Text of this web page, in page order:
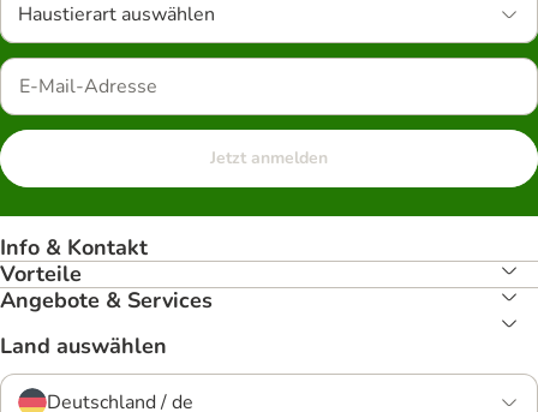
Haustierart auswählen
Jetzt anmelden
Info & Kontakt
Vorteile
Angebote & Services
Land auswählen
Deutschland / de